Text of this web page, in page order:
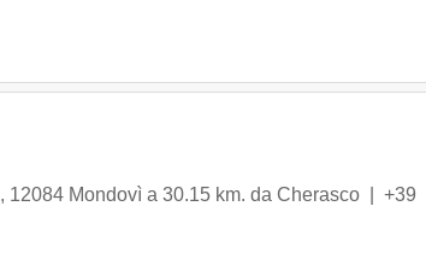
, 12084 Mondovì a 30.15 km. da Cherasco | +39